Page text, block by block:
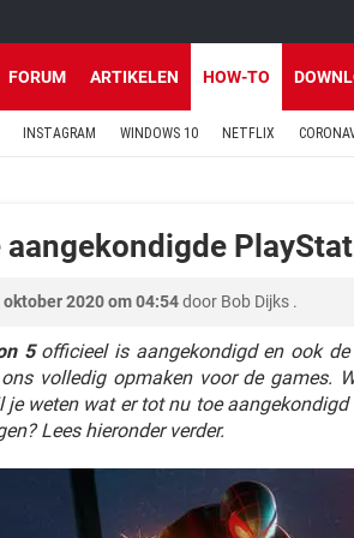
FORUM ARTIKELEN HOW-TO
INSTAGRAM WINDOWS 10 NETFLIX
aangekondigde
oktober 2020 om 04:54door Bob Dijks .
5officieel is aangekondigd en ook de
volledig opmaken voor de games.
je weten wat er tot nu toe
Lees hieronder verder.